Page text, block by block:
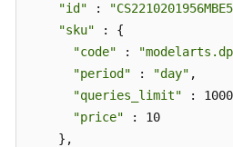
表
所
有
标
签
"id" :
"sku" : {
"code" :
"period" : "day" ,
"queries_limit" :
"price" : 10
    },